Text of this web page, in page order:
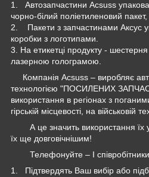
1. Автозапчастини Acsuss
чорно-білий поліетиленовий
2. Пакети з запчастинами Аксус
коробки з логотипами.
3. На етикетці продукту - шестерня
лазерною голограмою.
Компанія Acsuss – виробляє
технологією "ПОСИЛЕНИХ
використання в регіонах з
гірській місцевості, на військовій
А це значить використання їх
їх ще довговічнішим!
Телефонуйте – І співробітники
1. Підтвердять Ваш вибір або